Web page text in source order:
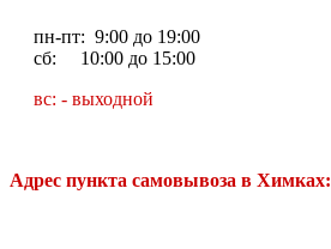
пн-пт: 9:00 до 19:00
сб: 10:00 до 15:00
вс: - выходной
Адрес пункта самовывоза в Химках: